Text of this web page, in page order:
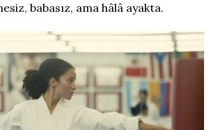
babasız, ama hâlâ ayakta.